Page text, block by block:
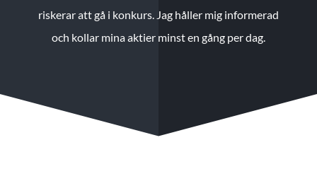
riskerar att gå i konkurs. Jag håller mig informerad
och kollar mina aktier minst en gång per dag.